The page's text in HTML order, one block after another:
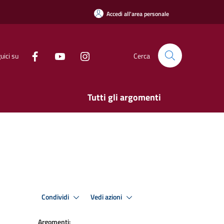
Accedi all'area personale
su Cerca
Tutti gli argomenti
Condividi Vedi azioni
Argomenti: